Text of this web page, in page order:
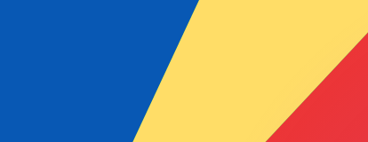
Tassi di cambio da MGF a SCR oggi
Converti Franco malgascio in Rupia delle Seychelles